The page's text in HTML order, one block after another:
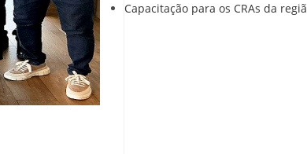
Capacitação para os CRAs da